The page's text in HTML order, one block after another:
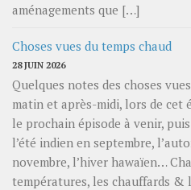
aménagements que […]
Choses vues du temps chaud
28 JUIN 2026
Quelques notes des choses
matin et après-midi, lors de cet
le prochain épisode à venir,
l’été indien en septembre,
novembre, l’hiver hawaïen…
températures, les chauffards &